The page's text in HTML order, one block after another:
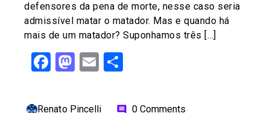
defensores da pena de morte, nesse caso seria
admissível matar o matador. Mas e quando há
mais de um matador? Suponhamos três […]
Facebook
Mastodon
Email
Renato Pincelli comment 0 Comments